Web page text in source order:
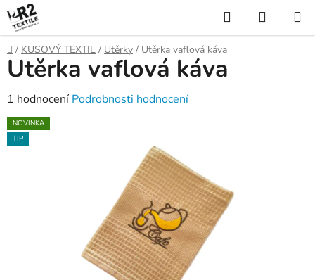
Přejít
na
obsah
Hledat
KOŠÍK
Domů
/ KUSOVÝ TEXTIL / Utěrky / Utěrka vaflová káva
Utěrka vaflová káva
Průměrné
hodnocení
produktu
1 hodnocení Podrobnosti hodnocení
NOVINKA
TIP